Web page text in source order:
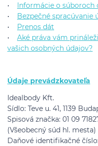
• Informácie o súboroch
• Bezpečné spracúvanie
• Prenos dát
• Aké práva vám
vašich osobných údajov?
Údaje prevádzkovateľa
Idealbody Kft.
Sídlo: Teve u. 41, 1139
Spisová značka: 01 09
(Všeobecný súd hl. mesta)
Daňové identifikačné číslo: